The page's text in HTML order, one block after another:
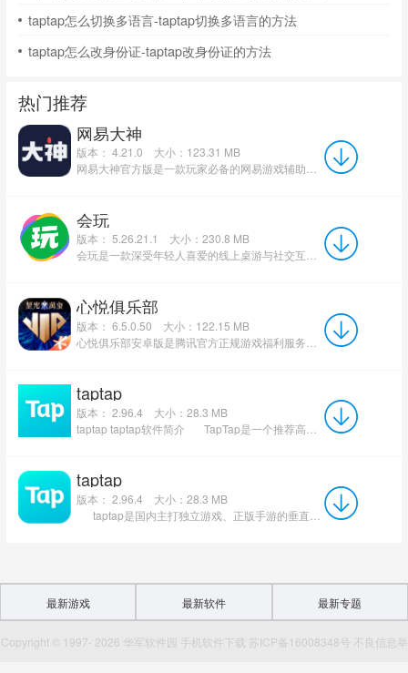
taptap怎么切换多语言-taptap切换多语言的方法
taptap怎么改身份证-taptap改身份证的方法
热门推荐
网易大神
版本： 4.21.0
大小：123.31 MB
会玩
版本： 5.26.21.1
大小：230.8 MB
会玩是一款深受年轻人喜爱的线上桌游与社交互动娱乐平台，集合狼人杀、谁是卧底、你画我猜、剧本杀等数十款...
心悦俱乐部
版本： 6.5.0.50
大小：122.15 MB
taptap
版本： 2.96.4
大小：28.3 MB
taptap
版本： 2.96.4
大小：28.3 MB
最新游戏 最新软件 最新专题
Copyright © 1997- 2026 华军软件园 手机软件下载 苏ICP备16008348号 不良信息举